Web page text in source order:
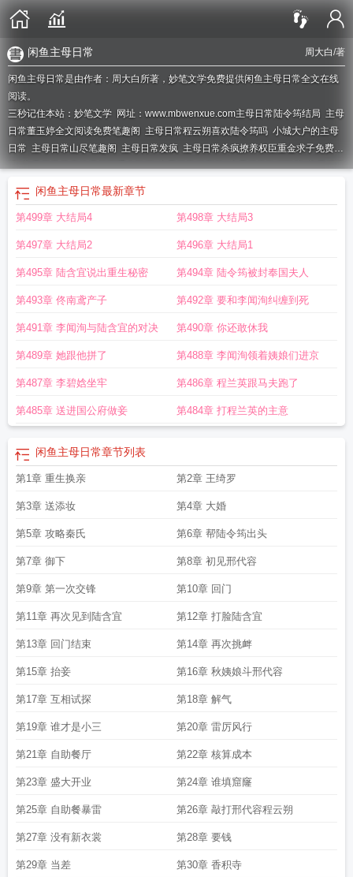
周大白/著
闲鱼主母日常
闲鱼主母日常是由作者：周大白所著，妙笔文学免费提供闲鱼主母日常全文在线
阅读。
三秒记住本站：妙笔文学 网址：www.mbwenxue.com主母日常陆令筠结局 主母
日常董玉婷全文阅读免费笔趣阁 主母日常程云朔喜欢陆令筠吗 小城大户的主母
日常 主母日常山尽笔趣阁 主母日常发疯 主母日常杀疯撩养权臣重金求子免费阅
读主母日常杀疯撩养权臣重金TXT主母日常项雍慈主母日常TXT百度主母日常
大结局内容
主母日常全文免费阅读笔趣阁
母日常邢代容结局
母守则主母日常TXT 主母日常by周大白txt撩养权臣重金求子TXT
百度txt
主母日常by山尽笔趣阁最新章节更新内 主母日常简介
意主母日常by山尽TXT百度主母日常好看吗主母日常项雍慈免费阅读
阅读主母日常女主和谁在一起了 主母日常结局主母日常TXT笔趣阁主母日常
陆令筠程原著三五中文网 主母日常谢宁全文免费阅读主母日常 笔趣阁
舒主母日常TXT免费完整版 主母日常阅读主母日常配音员主母日常by周大
么 主母日常周大白晋江 主母日常周大白TXT百度 主母日常沐云舒全文阅读免费
阅读主母日常杀疯免费阅读 主母日常短剧叫啥主母日常百度资源
山尽笔趣阁闲鱼主母日常主母日常世子是个磨人精主母日常二月春主母日常
结局
主母日常杀疯撩养权臣重金求子
常陆令筠程云朔笔趣阁
主母日常陆令筠最新章节216主母日常 周大白
杀疯TXT百度 主母日常山尽最新章节更新 主母日常陆令筠和谁在一起了
常柳如烟主母日常杀疯谢妙仪 主母日常赚钱养娃诰命之路主母日常杀疯TXT百
日常结局陆令筠程云朔结局
主母日常在线阅读全文主母日常山尽免费阅读
日常作者山尽 主母日常里男主始终不爱女主么大城小户主母日常
读主母日常三观不正的原因分析 主母日常苏晚意全文阅读最新章节列
春主母日常董玉婷 主母日常男女主圆房了吗 主母日常 作者山尽
筠大结局 主母日常txt百度 主母日常沐云书最新章节更新 主母日常全文免费阅读
养权臣重金求子完整版
主母日常完整版我流放后全京城都遭殃了
太气人了 主母日常全文txt 主母日常晋江易次元世家主母日常
常男主最后和谁在一起了
主母日常没有广告主母日常陆令筠程云朔
txt百度 主母日常谢宁
闲鱼主母日常最新章节
第499章 大结局4 第498章 大结局3
第497章 大结局2 第496章 大结局1
第495章 陆含宜说出重生秘密 第494章 陆令筠被封奉国夫人
第493章 佟南鸢产子 第492章 要和李闻洵纠缠到死
第491章 李闻洵与陆含宜的对决 第490章 你还敢休我
第489章 她跟他拼了 第488章 李闻洵领着姨娘们进京
第487章 李碧娢坐牢 第486章 程兰英跟马夫跑了
第485章 送进国公府做妾 第484章 打程兰英的主意
闲鱼主母日常章节列表
第1章 重生换亲 第2章 王绮罗
第3章 送添妆 第4章 大婚
第5章 攻略秦氏 第6章 帮陆令筠出头
第7章 御下 第8章 初见邢代容
第9章 第一次交锋 第10章 回门
第11章 再次见到陆含宜 第12章 打脸陆含宜
第13章 回门结束 第14章 再次挑衅
第15章 抬妾 第16章 秋姨娘斗邢代容
第17章 互相试探 第18章 解气
第19章 谁才是小三 第20章 雷厉风行
第21章 自助餐厅 第22章 核算成本
第23章 盛大开业 第24章 谁填窟窿
第25章 自助餐暴雷 第26章 敲打邢代容程云朔
第27章 没有新衣裳 第28章 要钱
第29章 当差 第30章 香积寺